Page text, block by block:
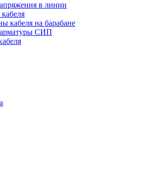
в линии
кабеля на барабане
СИП